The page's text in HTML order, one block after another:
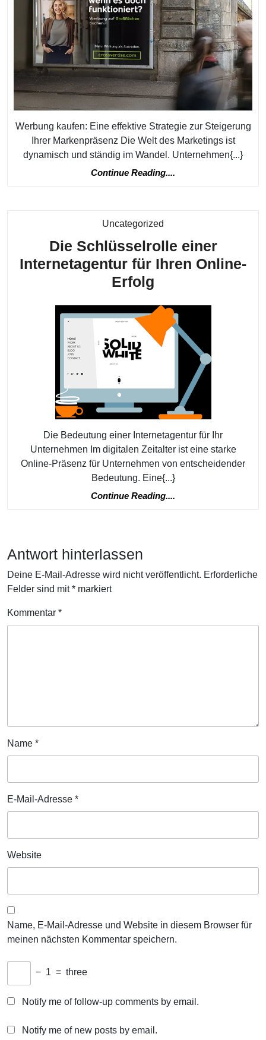
kaufen:
Sie
Ihre
Werbung kaufen: Eine effektive Strategie zur Steigerung
Ihrer Markenpräsenz Die Welt des Marketings ist
dynamisch und ständig im Wandel. Unternehmen{...}
Continue Reading....
Uncategorized
Die Schlüsselrolle einer
Internetagentur für Ihren Online-
Erfolg
einer
Internetagentur
für
Online-
Erfolg
Die Bedeutung einer Internetagentur für Ihr
Unternehmen Im digitalen Zeitalter ist eine starke
Online-Präsenz für Unternehmen von entscheidender
Bedeutung. Eine{...}
Continue Reading....
Antwort hinterlassen
Deine E-Mail-Adresse wird nicht veröffentlicht. Erforderliche
Felder sind mit* markiert
Kommentar *
Name *
E-Mail-Adresse *
Website
Name, E-Mail-Adresse und Website in diesem Browser für
meinen nächsten Kommentar speichern.
− 1 = three
Notify me of follow-up comments by email.
Notify me of new posts by email.